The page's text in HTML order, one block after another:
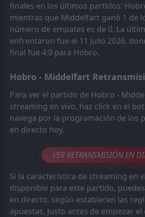
FT
17Jan
Middelfart
Kolding IF
finales en los últimos partidos:
mientras que Middelfart ganó 1 de
número de empates es de 0. La
enfrentaron fue el 11 julio 2026,
final fue 4:0 para Hobro.
Hobro - Middelfart
Para ver el partido de Hobro -
streaming en vivo, haz click en el
navega por la programación de los
en directo hoy.
VER RETRANSMISIÓN EN
Si la característica de streaming en
disponible para este partido,
en directo, según establecen las
apuestas, justo antes de empezar el